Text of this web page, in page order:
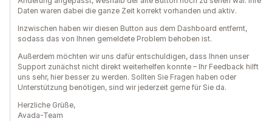
Daten waren dabei die ganze Zeit korrekt vorhanden und aktiv.
Inzwischen haben wir diesen Button aus dem Dashboard entfernt,
sodass das von Ihnen gemeldete Problem behoben ist.
Außerdem möchten wir uns dafür entschuldigen, dass Ihnen unser
Support zunächst nicht direkt weiterhelfen konnte – Ihr Feedback hilft
uns sehr, hier besser zu werden. Sollten Sie Fragen haben oder
Unterstützung benötigen, sind wir jederzeit gerne für Sie da.
Herzliche Grüße,
Avada-Team